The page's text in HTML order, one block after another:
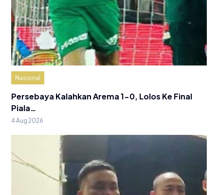
Nasional
Persebaya Kalahkan Arema 1-0, Lolos Ke Final
Piala…
4 Aug 2026